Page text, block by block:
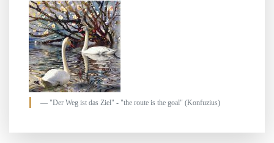
"Der Weg ist das Ziel" - "the route is the goal" (Konfuzius)